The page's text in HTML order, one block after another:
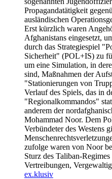
Propagandatätigkeit
ausländischen
Erst kürzlich waren
Afghanistans eingesetzt,
durch das Strategiespiel
Sicherheit" (POL+IS) zu
um eine Simulation, in
sind, Maßnahmen der
"Stationierungen von
Verlauf des Spiels, das in
"Regionalkommandos"
anderem der
Mohammad Noor. Dem
Verbündeter des Westens
zufolge waren von Noor
Sturz des Taliban-
Vertreibungen,
ex.klusiv